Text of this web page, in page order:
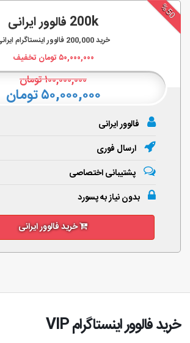
%50
200k فالوور ایرانی
خرید200,000 فالوور اینستاگرام
۵۰,۰۰۰,۰۰۰تومان تخفیف
۱۰۰,۰۰۰,۰۰۰تومان
۵۰,۰۰۰,۰۰۰ تومان
فالوور ایرانی
ارسال فوری
پشتیبانی اختصاصی
بدون نیاز به پسورد
خرید فالوور ایرانی
خرید فالوور اینستاگرام VIP